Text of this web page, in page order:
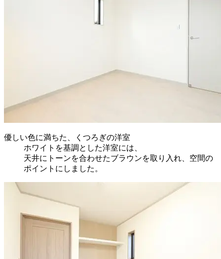
優しい色に満ちた、くつろぎの洋室
ホワイトを基調とした洋室には、
天井にトーンを合わせたブラウンを取り入れ、空間の
ポイントにしました。